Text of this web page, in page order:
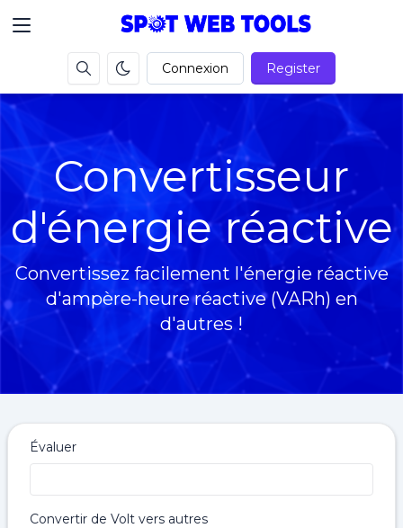
Connexion Register
Convertisseur
d'énergie réactive
Convertissez facilement l'énergie réactive
d'ampère-heure réactive (VARh) en
d'autres !
Évaluer
Convertir de Volt vers autres